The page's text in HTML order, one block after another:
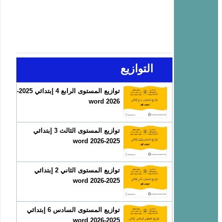
التوازيع
توازيع المستوى الرابع 4 إبتدائي 2025-
2026 word
توازيع المستوى الثالث 3 إبتدائي
2025-2026 word
توازيع المستوى الثاني 2 إبتدائي
2025-2026 word
توازيع المستوى السادس 6 إبتدائي
2025-2026 word